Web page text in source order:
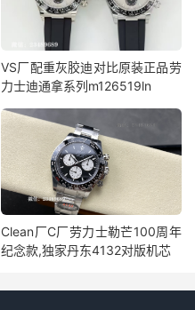
VS厂配重灰胶迪对比原装正品劳
力士迪通拿系列m126519ln
Clean厂C厂劳力士勒芒100周年
纪念款,独家丹东4132对版机芯